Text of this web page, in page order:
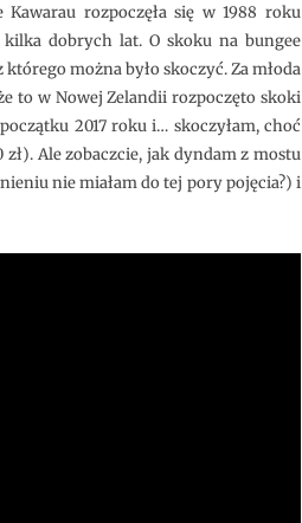
rozpoczęła się w 1988 roku
dobrych lat. O skoku na bungee
można było skoczyć. Za młoda
to w Nowej Zelandii rozpoczęto skoki
2017 roku i… skoczyłam, choć
Ale zobaczcie, jak dyndam z mostu
nie miałam do tej pory pojęcia?) i